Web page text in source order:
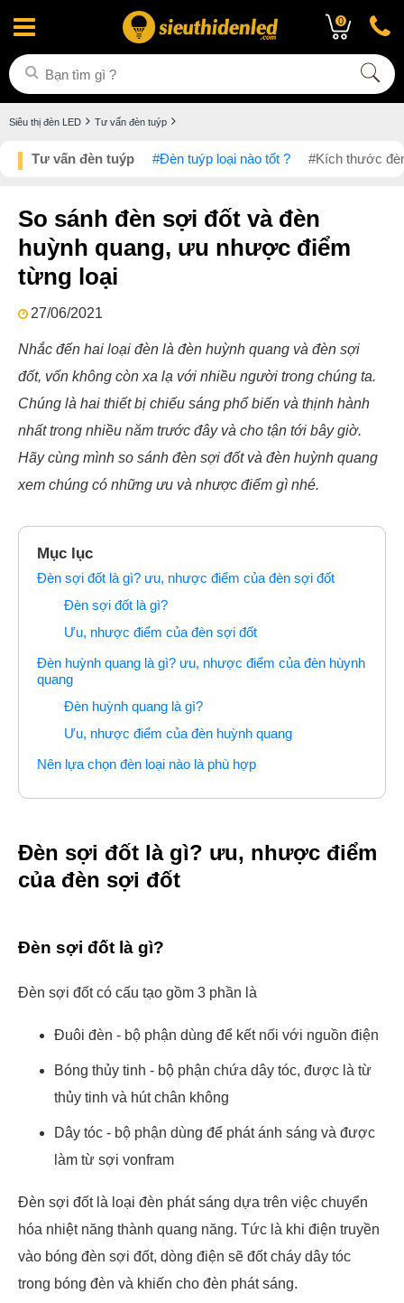
0
Siêu thị đèn LED Tư vấn đèn tuýp
Tư vấn đèn tuýp #Đèn tuýp loại nào tốt ? #Kích thước
So sánh đèn sợi đốt và đèn
huỳnh quang, ưu nhược điểm
từng loại
27/06/2021
Nhắc đến hai loại đèn là đèn huỳnh quang và đèn sợi
đốt, vốn không còn xa lạ với nhiều người trong chúng ta.
Chúng là hai thiết bị chiếu sáng phổ biến và thịnh hành
nhất trong nhiều năm trước đây và cho tận tới bây giờ.
Hãy cùng mình so sánh đèn sợi đốt và đèn huỳnh quang
xem chúng có những ưu và nhược điểm gì nhé.
Mục lục
Đèn sợi đốt là gì? ưu, nhược điểm của đèn sợi đốt
Đèn sợi đốt là gì?
Ưu, nhược điểm của đèn sợi đốt
Đèn huỳnh quang là gì? ưu, nhược điểm của đèn hùynh
quang
Đèn huỳnh quang là gì?
Ưu, nhược điểm của đèn huỳnh quang
Nên lựa chọn đèn loại nào là phù hợp
Đèn sợi đốt là gì? ưu, nhược điểm
của đèn sợi đốt
Đèn sợi đốt là gì?
Đèn sợi đốt có cấu tạo gồm 3 phần là
Đuôi đèn - bộ phận dùng để kết nối với nguồn điện
Bóng thủy tinh - bộ phận chứa dây tóc, được là từ
thủy tinh và hút chân không
Dây tóc - bộ phận dùng để phát ánh sáng và được
làm từ sợi vonfram
Đèn sợi đốt là loại đèn phát sáng dựa trên việc chuyển
hóa nhiệt năng thành quang năng. Tức là khi điện truyền
vào bóng đèn sợi đốt, dòng điện sẽ đốt cháy dây tóc
trong bóng đèn và khiến cho đèn phát sáng.